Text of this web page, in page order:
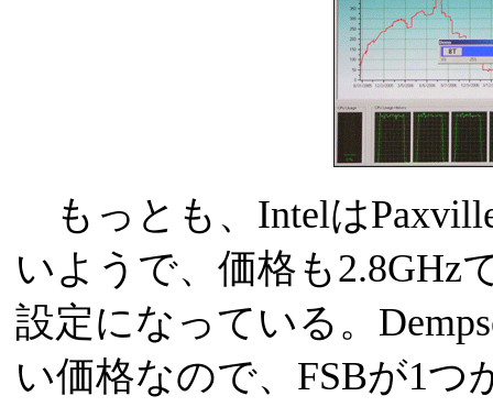
もっとも、Intelは
いようで、価格も2.8GHz
設定になっている。
い価格なので、FSBが1